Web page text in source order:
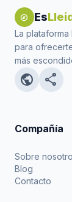
explore Es
La
para
más
public share
Compañía
Sobre
Blog
Contacto